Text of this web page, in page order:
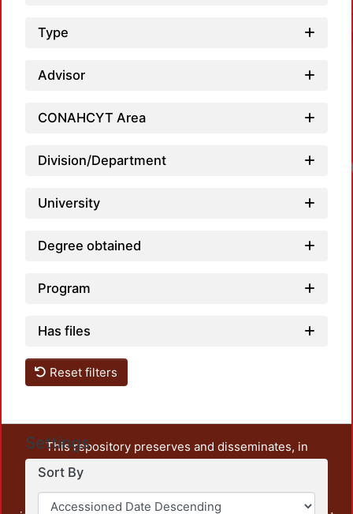
Type
Advisor
CONAHCYT Area
Division/Department
University
Degree obtained
Program
Has files
Reset filters
Settings
Sort By
This repository preserves and disseminates, in
unrestricted open access, the teaching and research
output of UAM Azcapotzalco. It also includes some
administrative and graphic documents from the